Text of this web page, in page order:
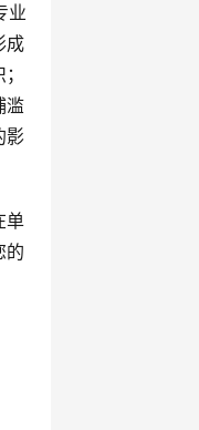
业
成
滥
影
单
的